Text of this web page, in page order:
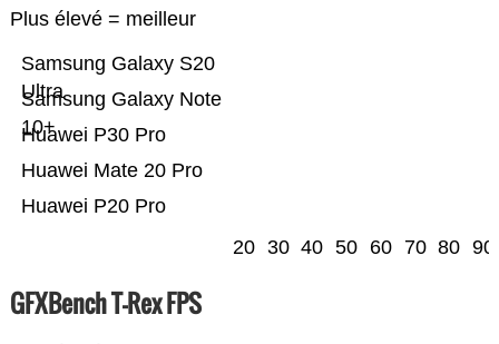
Plus élevé = meilleur
Huawei P20 Pro
Huawei Mate 20 Pro
Huawei P30 Pro
Samsung Galaxy Note
10+
Samsung Galaxy S20
Ultra
20 30 40 50 60 70 80 90
GFXBench T-Rex FPS